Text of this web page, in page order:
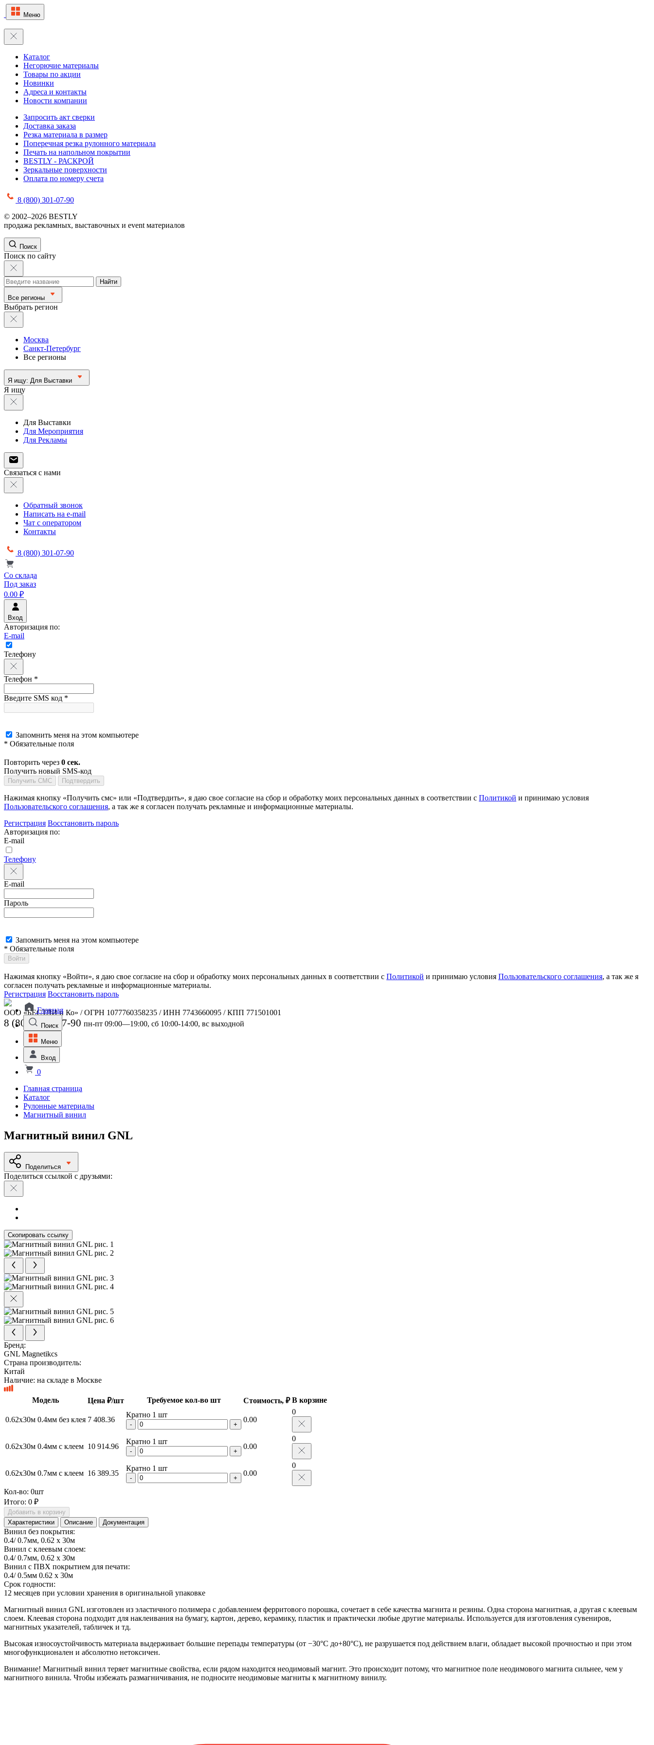
Меню
Каталог
Негорючие материалы
Товары по акции
Новинки
Адреса и контакты
Новости компании
Запросить акт сверки
Доставка заказа
Резка материала в размер
Поперечная резка рулонного материала
Печать на напольном покрытии
BESTLY - РАСКРОЙ
Зеркальные поверхности
Оплата по номеру счета
8 (800) 301-07-90
© 2002–2026 BESTLY
продажа рекламных, выставочных и event материалов
Поиск
Поиск по сайту
Найти
Все регионы
Выбрать регион
Москва
Санкт-Петербург
Все регионы
Я ищу: Для Выставки
Я ищу
Для Выставки
Для Мероприятия
Для Рекламы
Связаться с нами
Обратный звонок
Написать на e-mail
Чат с оператором
Контакты
8 (800) 301-07-90
Со склада
Под заказ
0.00 ₽
Вход
Авторизация по:
E-mail
Телефону
Телефон *
Введите SMS код *
Запомнить меня на этом компьютере
* Обязательные поля
Повторить через 0 сек.
Получить новый SMS-код
Получить СМС Подтвердить
Нажимая кнопку «Получить смс» или «Подтвердить», я даю свое согласие на сбор и обработку моих персональных данных в соответствии с Политикой и принимаю условия
Пользовательского соглашения, а так же я согласен получать рекламные и информационные материалы.
Регистрация Восстановить пароль
Авторизация по:
E-mail
Телефону
E-mail
Пароль
Запомнить меня на этом компьютере
* Обязательные поля
Войти
Нажимая кнопку «Войти», я даю свое согласие на сбор и обработку моих персональных данных в соответствии с Политикой и принимаю условия Пользовательского соглашения, а так же я
согласен получать рекламные и информационные материалы.
Регистрация Восстановить пароль
ООО «БЕСТЛИ и Ко» / ОГРН 1077760358235 / ИНН 7743660095 / КПП 771501001
8 (800) 301-07-90 пн-пт 09:00—19:00, сб 10:00-14:00, вс выходной
Главная
Поиск
Меню
Вход
0
Главная страница
Каталог
Рулонные материалы
Магнитный винил
Магнитный винил GNL
Поделиться
Поделиться ссылкой с друзьями:
Скопировать ссылку
Бренд:
GNL Magnetikcs
Страна производитель:
Китай
Наличие: на складе в Москве
Модель Цена ₽/шт Требуемое кол-во шт Стоимость, ₽ В корзине
0.62х30м 0.4мм без клея 7 408.36
Кратно 1 шт
- +
0.00
0
0.62х30м 0.4мм с клеем 10 914.96
Кратно 1 шт
- +
0.00
0
0.62х30м 0.7мм с клеем 16 389.35
Кратно 1 шт
- +
0.00
0
Кол-во: 0шт
Итого: 0 ₽
Добавить в корзину
Характеристики
Описание Документация
Винил без покрытия:
0.4/ 0.7мм, 0.62 x 30м
Винил с клеевым слоем:
0.4/ 0.7мм, 0.62 x 30м
Винил с ПВХ покрытием для печати:
0.4/ 0.5мм 0.62 x 30м
Срок годности:
12 месяцев при условии хранения в оригинальной упаковке
Магнитный винил GNL изготовлен из эластичного полимера с добавлением ферритового порошка, сочетает в себе качества магнита и резины. Одна сторона магнитная, а другая с клеевым
слоем. Клеевая сторона подходит для наклеивания на бумагу, картон, дерево, керамику, пластик и практически любые другие материалы. Используется для изготовления сувениров,
магнитных указателей, табличек и тд.
Высокая износоустойчивость материала выдерживает большие перепады температуры (от −30°C до+80°C), не разрушается под действием влаги, обладает высокой прочностью и при этом
многофункционален и абсолютно нетоксичен.
Внимание! Магнитный винил теряет магнитные свойства, если рядом находится неодимовый магнит. Это происходит потому, что магнитное поле неодимового магнита сильнее, чем у
магнитного винила. Чтобы избежать размагничивания, не подносите неодимовые магниты к магнитному винилу.